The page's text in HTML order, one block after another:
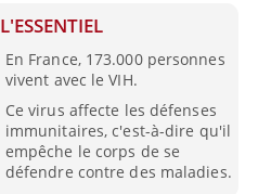
L'ESSENTIEL
En France, 173.000 personnes
vivent avec le VIH.
Ce virus affecte les défenses
immunitaires, c'est-à-dire qu'il
empêche le corps de se
défendre contre des maladies.